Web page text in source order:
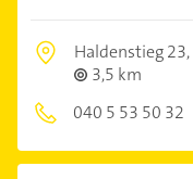
Haldenstieg 23,
3,5 km
040 5 53 50 32